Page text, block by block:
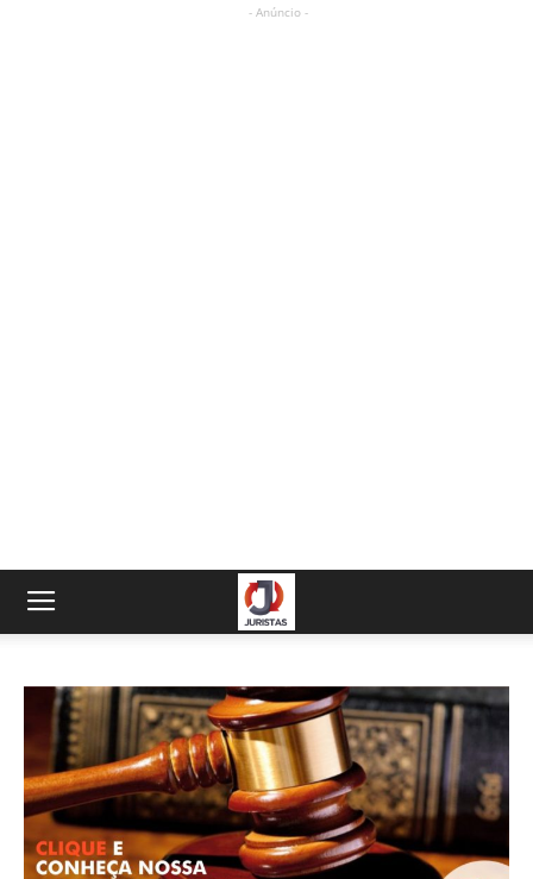
- Anúncio -